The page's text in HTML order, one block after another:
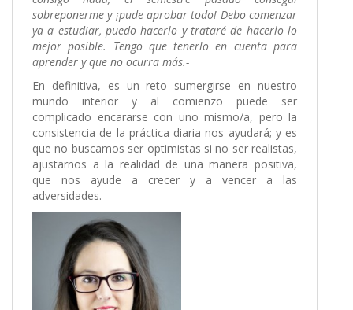
sobreponerme y ¡pude aprobar todo! Debo comenzar
ya a estudiar, puedo hacerlo y trataré de hacerlo lo
mejor posible. Tengo que tenerlo en cuenta para
aprender y que no ocurra más.-
En definitiva, es un reto sumergirse en nuestro
mundo interior y al comienzo puede ser
complicado encararse con uno mismo/a, pero la
consistencia de la práctica diaria nos ayudará; y es
que no buscamos ser optimistas si no ser realistas,
ajustarnos a la realidad de una manera positiva,
que nos ayude a crecer y a vencer a las
adversidades.